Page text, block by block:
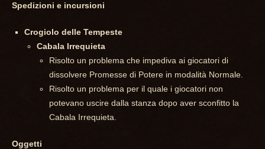
Spedizioni e incursioni
Crogiolo delle Tempeste
Cabala Irrequieta
Risolto un problema che impediva ai giocatori di
dissolvere Promesse di Potere in modalità Normale.
Risolto un problema per il quale i giocatori non
potevano uscire dalla stanza dopo aver sconfitto la
Cabala Irrequieta.
Oggetti